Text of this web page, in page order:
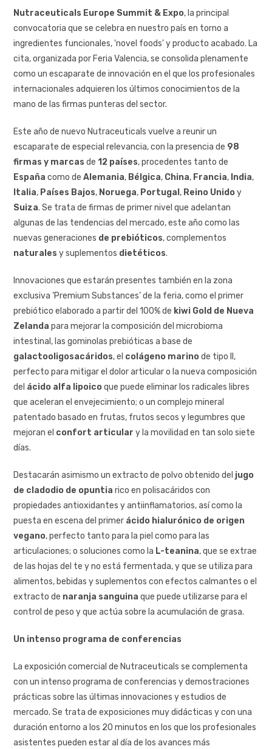
Nutraceuticals Europe Summit & Expo, la principal
convocatoria que se celebra en nuestro país en torno a
ingredientes funcionales, ‘novel foods’ y producto acabado. La
cita, organizada por Feria Valencia, se consolida plenamente
como un escaparate de innovación en el que los profesionales
internacionales adquieren los últimos conocimientos de la
mano de las firmas punteras del sector.
Este año de nuevo Nutraceuticals vuelve a reunir un
escaparate de especial relevancia, con la presencia de 98
firmas y marcas de 12 países, procedentes tanto de
España como deAlemania, Bélgica, China, Francia, India,
Italia, Países Bajos, Noruega, Portugal , Reino Unidoy
Suiza. Se trata de firmas de primer nivel que adelantan
algunas de las tendencias del mercado, este año como las
nuevas generaciones de prebióticos, complementos
naturales y suplementos dietéticos.
Innovaciones que estarán presentes también en la zona
exclusiva ‘Premium Substances’ de la feria, como el primer
prebiótico elaborado a partir del 100% de kiwi Gold de Nueva
Zelanda para mejorar la composición del microbioma
intestinal, las gominolas prebióticas a base de
galactooligosacáridos, el colágeno marinode tipo II,
perfecto para mitigar el dolor articular o la nueva composición
del ácido alfa lipoicoque puede eliminar los radicales libres
que aceleran el envejecimiento; o un complejo mineral
patentado basado en frutas, frutos secos y legumbres que
mejoran el confort articular y la movilidad en tan solo siete
días.
Destacarán asimismo un extracto de polvo obtenido del jugo
de cladodio de opuntia rico en polisacáridos con
propiedades antioxidantes y antiinflamatorios, así como la
puesta en escena del primer ácido hialurónico de origen
vegano, perfecto tanto para la piel como para las
articulaciones; o soluciones como la L-teanina, que se extrae
de las hojas del te y no está fermentada, y que se utiliza para
alimentos, bebidas y suplementos con efectos calmantes o el
extracto de naranja sanguina que puede utilizarse para el
control de peso y que actúa sobre la acumulación de grasa.
Un intenso programa de conferencias
La exposición comercial de Nutraceuticals se complementa
con un intenso programa de conferencias y demostraciones
prácticas sobre las últimas innovaciones y estudios de
mercado. Se trata de exposiciones muy didácticas y con una
duración entorno a los 20 minutos en los que los profesionales
asistentes pueden estar al día de los avances más